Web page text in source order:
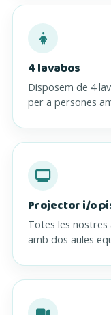
4 lavabos
Disposem de 4
per a persones
Projector i/o
Totes les
amb dos aules